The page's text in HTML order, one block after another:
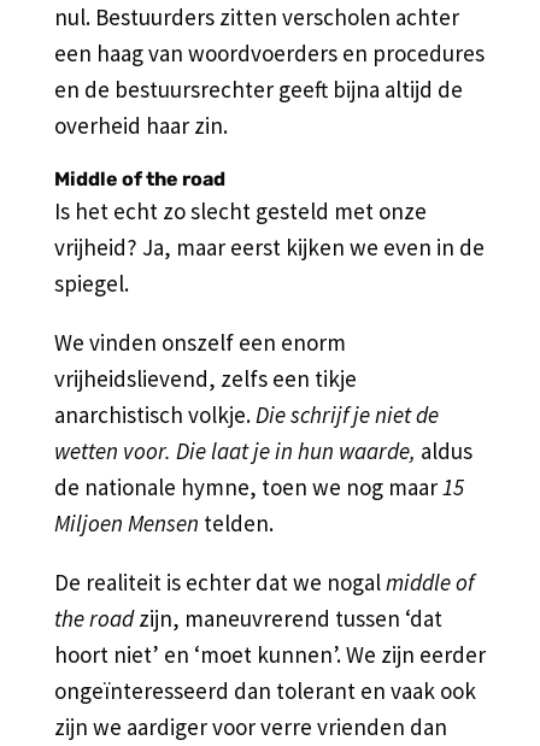
nul. Bestuurders zitten verscholen achter
een haag van woordvoerders en procedures
en de bestuursrechter geeft bijna altijd de
overheid haar zin.
Middle of the road
Is het echt zo slecht gesteld met onze
vrijheid? Ja, maar eerst kijken we even in de
spiegel.
We vinden onszelf een enorm
vrijheidslievend, zelfs een tikje
anarchistisch volkje. Die schrijf je niet de
wetten voor. Die laat je in hun waarde, aldus
de nationale hymne, toen we nog maar 15
Miljoen Mensen telden.
De realiteit is echter dat we nogalmiddle of
the roadzijn, maneuvrerend tussen ‘dat
hoort niet’ en ‘moet kunnen’. We zijn eerder
ongeïnteresseerd dan tolerant en vaak ook
zijn we aardiger voor verre vrienden dan